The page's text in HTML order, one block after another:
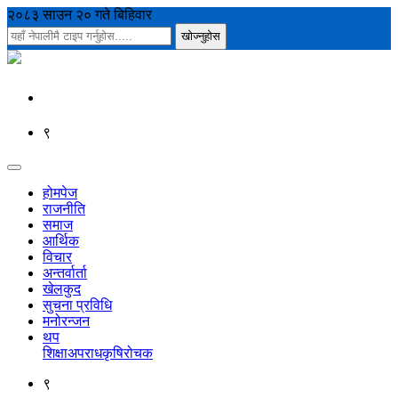
२०८३ साउन २० गते बिहिवार
९
होमपेज
राजनीति
समाज
आर्थिक
विचार
अन्तर्वार्ता
खेलकुद
सुचना प्रविधि
मनोरन्जन
थप
शिक्षाअपराधकृषिरोचक
९